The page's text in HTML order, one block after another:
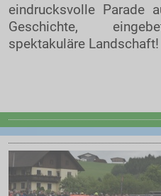
eindrucksvolle Parade
Geschichte,
spektakuläre Landschaft!